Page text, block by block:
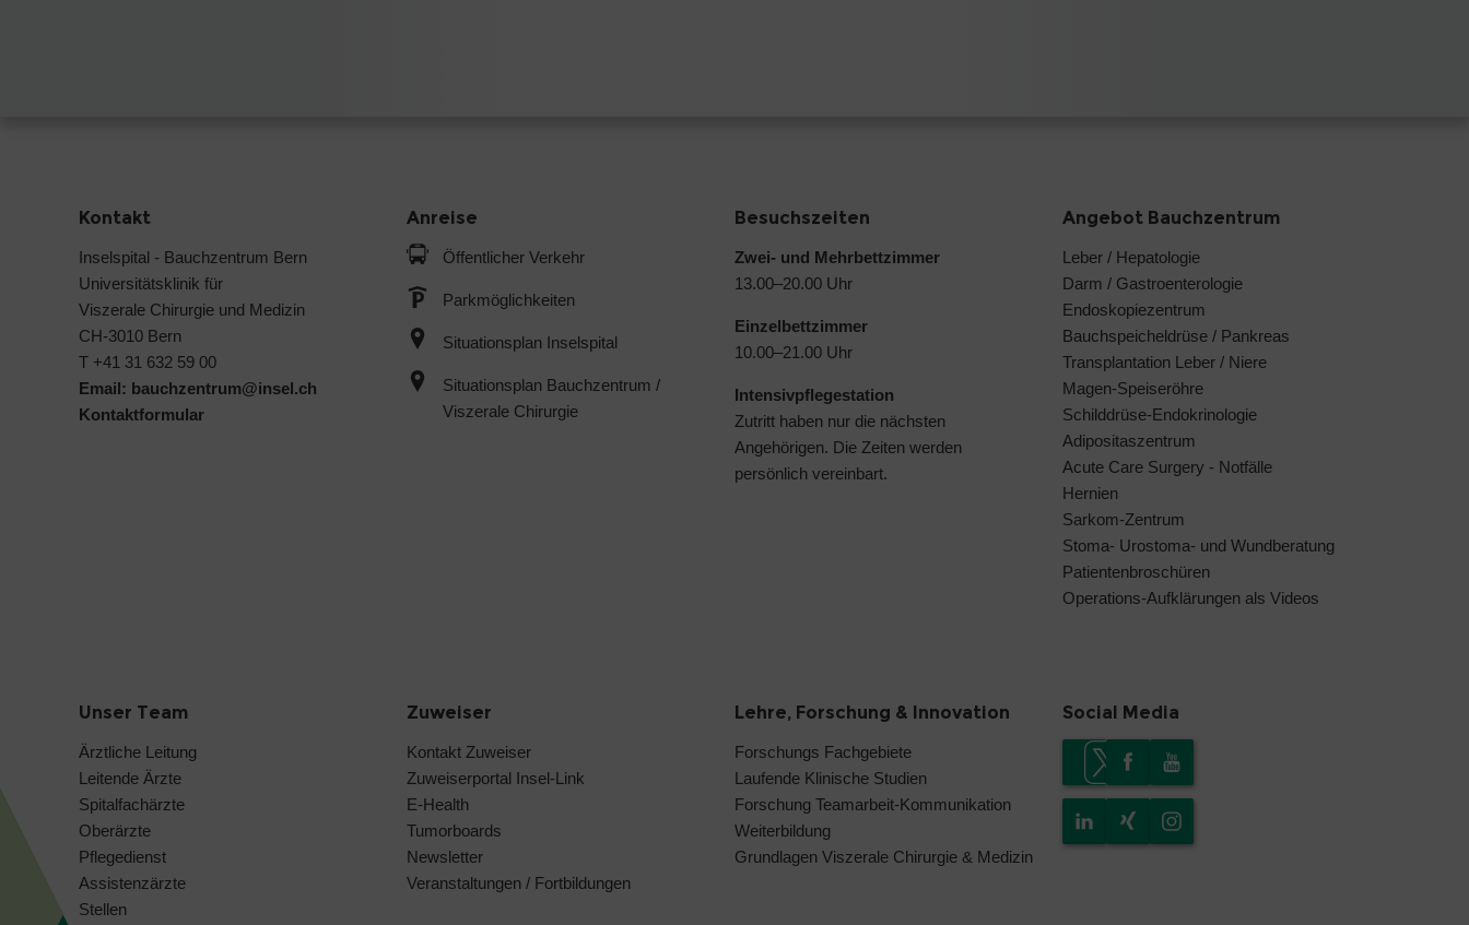
Kontakt
Inselspital - Bauchzentrum Bern
Universitätsklinik für
Viszerale Chirurgie und Medizin
CH-3010 Bern
T +41 31 632 59 00
Email: bauchzentrum@insel.ch
Kontaktformular
Anreise
Öffentlicher Verkehr
Parkmöglichkeiten
Situationsplan Inselspital
Situationsplan Bauchzentrum /
Viszerale Chirurgie
Besuchszeiten
Zwei- und Mehrbettzimmer
13.00–20.00 Uhr
Einzelbettzimmer
10.00–21.00 Uhr
Intensivpflegestation
Zutritt haben nur die nächsten
Angehörigen. Die Zeiten werden
persönlich vereinbart.
Angebot Bauchzentrum
Leber / Hepatologie
Darm / Gastroenterologie
Endoskopiezentrum
Bauchspeicheldrüse / Pankreas
Transplantation Leber / Niere
Magen-Speiseröhre
Schilddrüse-Endokrinologie
Adipositaszentrum
Acute Care Surgery - Notfälle
Hernien
Sarkom-Zentrum
Stoma- Urostoma- und Wundberatung
Patientenbroschüren
Operations-Aufklärungen als Videos
Unser Team
Ärztliche Leitung
Leitende Ärzte
Spitalfachärzte
Oberärzte
Pflegedienst
Assistenzärzte
Stellen
Zuweiser
Kontakt Zuweiser
Zuweiserportal Insel-Link
E-Health
Tumorboards
Newsletter
Veranstaltungen / Fortbildungen
Lehre, Forschung & Innovation
Forschungs Fachgebiete
Laufende Klinische Studien
Forschung Teamarbeit-Kommunikation
Weiterbildung
Grundlagen Viszerale Chirurgie & Medizin
Social Media